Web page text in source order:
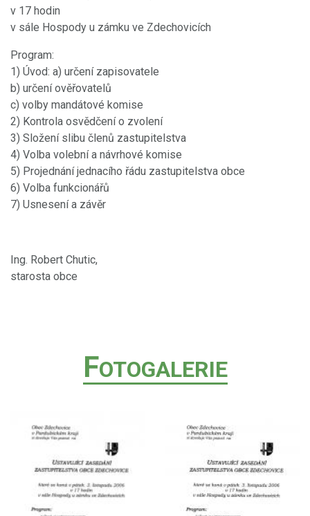
v 17 hodin
v sále Hospody u zámku ve Zdechovicích
Program:
1) Úvod: a) určení zapisovatele
b) určení ověřovatelů
c) volby mandátové komise
2) Kontrola osvědčení o zvolení
3) Složení slibu členů zastupitelstva
4) Volba volební a návrhové komise
5) Projednání jednacího řádu zastupitelstva obce
6) Volba funkcionářů
7) Usnesení a závěr
Ing. Robert Chutic,
starosta obce
FOTOGALERIE